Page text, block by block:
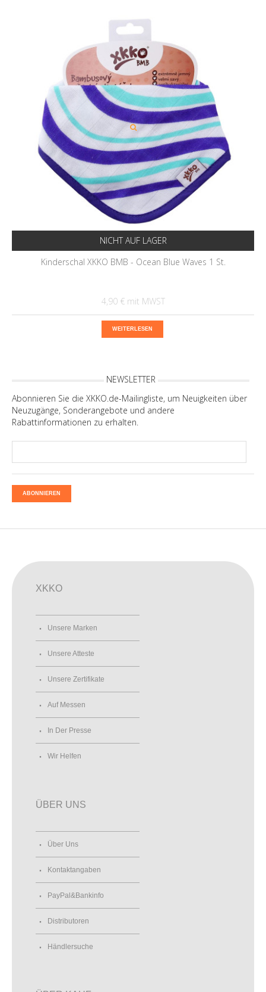
NICHT AUF LAGER
Kinderschal XKKO BMB - Ocean Blue Waves 1 St.
4,90 €
WEITERLESEN
NEWSLETTER
Abonnieren Sie die XKKO.de-Mailingliste, um Neuigkeiten über
Neuzugänge, Sonderangebote und andere
Rabattinformationen zu erhalten.
ABONNIEREN
XKKO
Unsere Marken
Unsere Atteste
Unsere Zertifikate
Auf Messen
In Der Presse
Wir Helfen
ÜBER UNS
Über Uns
Kontaktangaben
PayPal&Bankinfo
Distributoren
Händlersuche